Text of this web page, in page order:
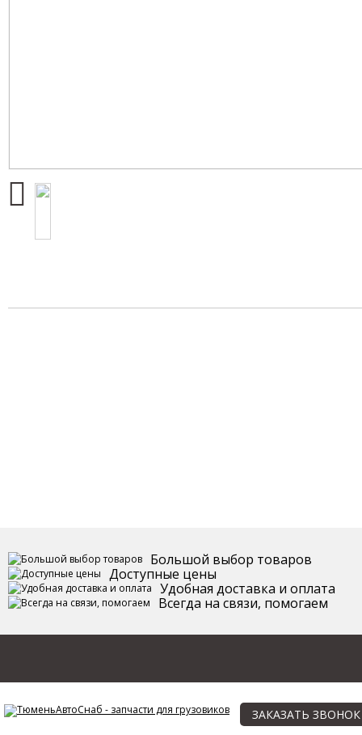
Большой выбор товаров
Доступные цены
Удобная доставка и оплата
Всегда на связи, помогаем
ЗАКАЗАТЬ ЗВОНОК